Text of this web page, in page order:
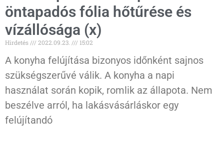
öntapadós fólia hőtűrése és
vízállósága (x)
Hirdetés 2022.09.23. 15:02
A konyha felújítása bizonyos időnként sajnos
szükségszerűvé válik. A konyha a napi
használat során kopik, romlik az állapota. Nem
beszélve arról, ha lakásvásárláskor egy
felújítandó